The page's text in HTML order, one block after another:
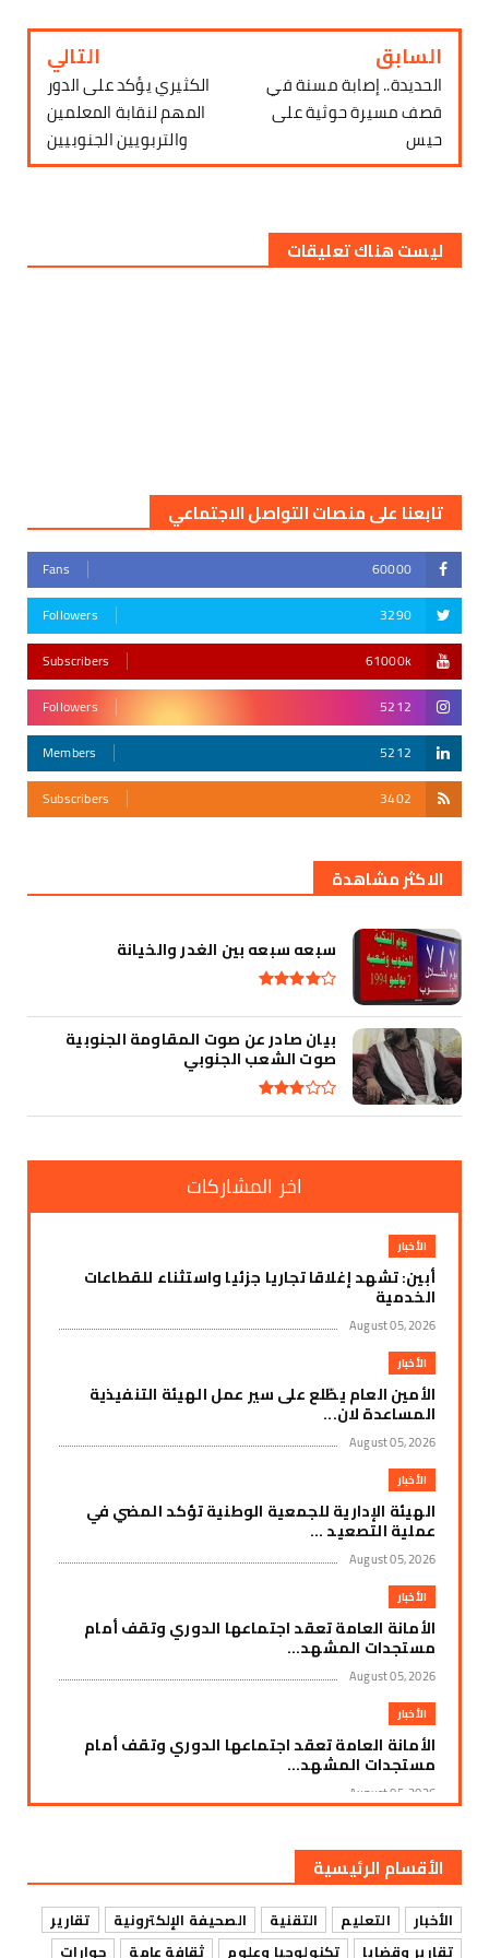
السابق
الحديدة.. إصابة مسنة في
قصف مسيرة حوثية على
حيس
التالي
الكثيري يؤكد على الدور
المهم لنقابة المعلمين
والتربويين الجنوبيين
ليست هناك تعليقات
تابعنا على منصات التواصل الاجتماعي
60000
Fans
3290
Followers
61000k
Subscribers
5212
Followers
5212
Members
3402
Subscribers
الاكثر مشاهدة
سبعه سبعه بين الغدر والخيانة
بيان صادر عن صوت المقاومة الجنوبية
صوت الشعب الجنوبي
اخر المشاركات
الأخبار
​أبين: تشهد إغلاقا تجاريا جزئيا واستثناء للقطاعات
الخدمية
August 05, 2026
الأخبار
الأمين العام يطّلع على سير عمل الهيئة التنفيذية
المساعدة لان...
August 05, 2026
الأخبار
الهيئة الإدارية للجمعية الوطنية تؤكد المضي في
عملية التصعيد ...
August 05, 2026
الأخبار
الأمانة العامة تعقد اجتماعها الدوري وتقف أمام
مستجدات المشهد...
August 05, 2026
الأخبار
الأمانة العامة تعقد اجتماعها الدوري وتقف أمام
مستجدات المشهد...
August 05, 2026
أزمة وقود وغاز خانقة تضرب المهرة
August 05, 2026
الأخبار
الأقسام الرئيسية
الأخبار التعليم التقنية الصحيفة الإلكترونية
تقارير
تقارير وقضايا
تكنولوجيا وعلوم ثقافة عامة
حوارات